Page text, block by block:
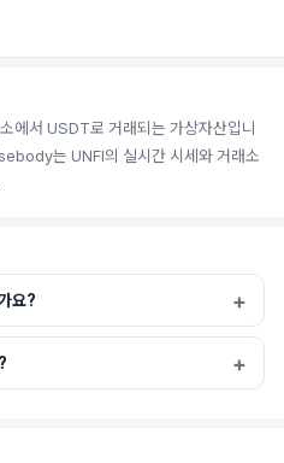
에서 USDT로 거래되는 가상자산입니
는 UNFI의 실시간 시세와 거래소
요?